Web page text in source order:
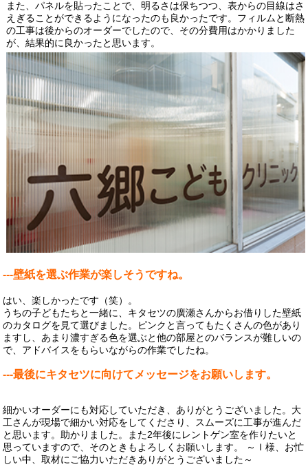
また、パネルを貼ったことで、明るさは保ちつつ、表からの目線はさ
えぎることができるようになったのも良かったです。フィルムと断熱
の工事は後からのオーダーでしたので、その分費用はかかりました
が、結果的に良かったと思います。
---壁紙を選ぶ作業が楽しそうですね。
はい、楽しかったです（笑）。
うちの子どもたちと一緒に、キタセツの廣瀬さんからお借りした壁紙
のカタログを見て選びました。ピンクと言ってもたくさんの色があり
ますし、あまり濃すぎる色を選ぶと他の部屋とのバランスが難しいの
で、アドバイスをもらいながらの作業でしたね。
---最後にキタセツに向けてメッセージをお願いします。
細かいオーダーにも対応していただき、ありがとうございました。大
工さんが現場で細かい対応をしてくださり、スムーズに工事が進んだ
と思います。助かりました。また2年後にレントゲン室を作りたいと
思っていますので、そのときもよろしくお願いします。 ～Ｉ様、お忙
しい中、取材にご協力いただきありがとうございました～